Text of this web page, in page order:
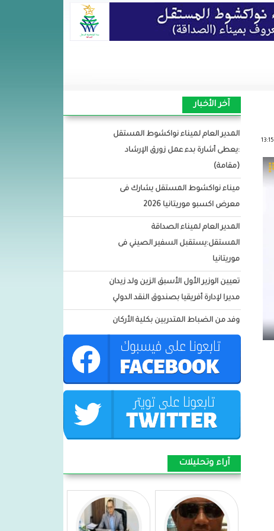
آخر الأخبار
المدير العام لميناء نواكشوط المستقل
:يعطى أشارة بدء عمل زورق الإرشاد
(مقامة)
ميناء نواكشوط المستقل يشارك فى
معرض اكسبو موريتانيا 2026
المدير العام لميناء الصداقة
المستقل:يستقبل السفير الصيني فى
موريتانيا
تعيين الوزير الأول الأسبق الزين ولد زيدان
مديرا لإدارة أفريقيا بصندوق النقد الدولي
وفد من الضباط المتدربين بكلية الأركان
العسكرية: يزور ميناء نواكشوط
المستقل
المدير العام لميناء نواكشوط :يشارك فى
الاجتماع رفبع المستوي لسلطات
الموانئ التابع للدول الأفريقية
الأطلسية(PEAA) بالمغرب
امبارك للسيدة الأولى مريم بنت الداه
وحدة التدخل السريع 1 فى اكجوجت
توشيح العقيد محمود ولد اجدود بأعلى
آراء وتحليلات